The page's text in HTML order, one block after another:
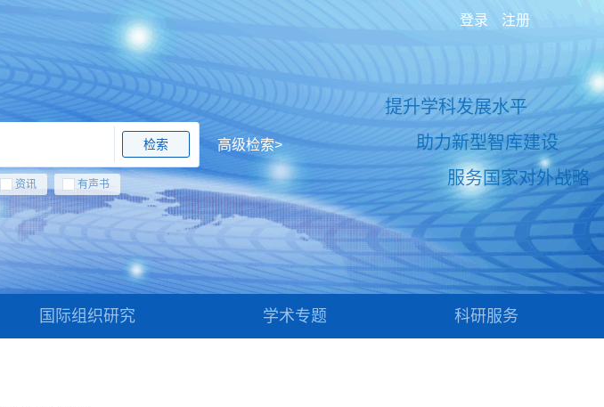
检索 高级检索>
资讯 有声书
提升学科发展水平
助力新型智库建设
服务国家对外战略
登录 注册
国际组织研究 学术专题 科研服务